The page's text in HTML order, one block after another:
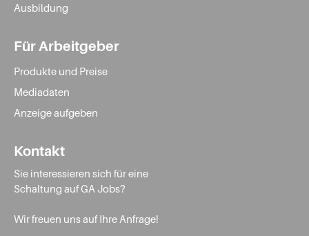
Ausbildung
Für Arbeitgeber
Produkte und Preise
Mediadaten
Anzeige aufgeben
Kontakt
Sie interessieren sich für eine
Schaltung auf GA Jobs?
Wir freuen uns auf Ihre Anfrage!